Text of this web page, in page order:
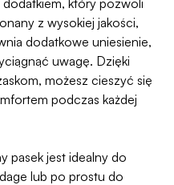
z wysokiej jakości,
dodatkowe uniesienie,
uwagę. Dzięki
możesz cieszyć się
podczas każdej
pasek jest idealny do
lub po prostu do